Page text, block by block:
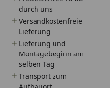
durch uns
Versandkostenfreie
Lieferung
Lieferung und
Montagebeginn am
selben Tag
Transport zum
Aufbauort